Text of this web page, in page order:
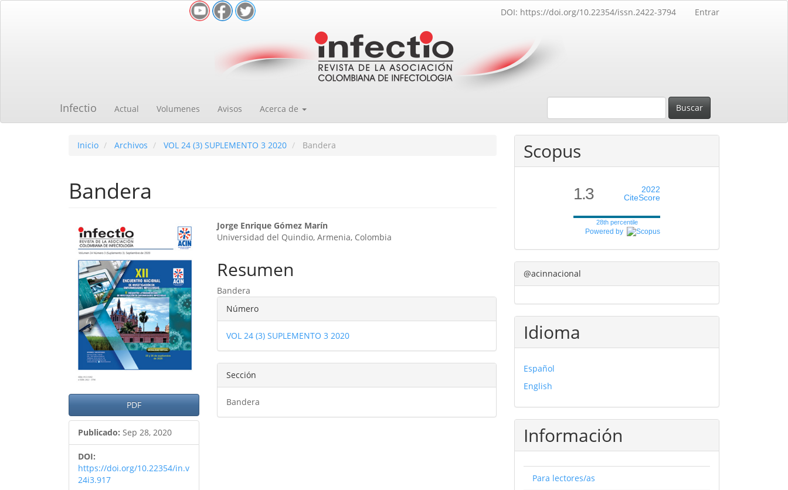
DOI: https://doi.org/10.22354/issn.2422-3794 Entrar
Infectio Actual Volumenes Avisos Acerca de Buscar
Inicio Archivos VOL 24 (3) SUPLEMENTO 3 2020 Bandera
Bandera
Barra
lateral
del
artículo
PDF
Publicado: Sep 28, 2020
DOI:
https://doi.org/10.22354/in.v
24i3.917
Contenido
principal
del
artículo
Jorge Enrique Gómez Marín
Universidad del Quindio, Armenia, Colombia
Resumen
Bandera
Detalles
del
artículo
Número
VOL 24 (3) SUPLEMENTO 3 2020
Sección
Bandera
Scopus
1.3
2022
CiteScore
28th percentile
Powered by
@acinnacional
Idioma
Español
English
Información
Para lectores/as